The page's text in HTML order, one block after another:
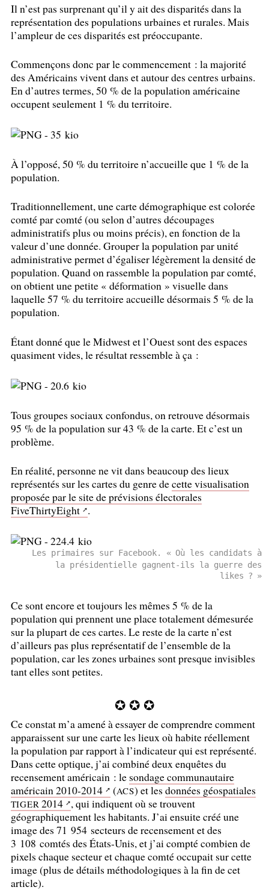
Il n’est pas surprenant qu’il y ait des disparités dans la
représentation des populations urbaines et rurales. Mais
l’ampleur de ces disparités est préoccupante.
Commençons donc par le commencement : la majorité
des Américains vivent dans et autour des centres urbains.
En d’autres termes, 50 % de la population américaine
occupent seulement 1 % du territoire.
À l’opposé, 50 % du territoire n’accueille que 1 % de la
population.
Traditionnellement, une carte démographique est colorée
comté par comté (ou selon d’autres découpages
administratifs plus ou moins précis), en fonction de la
valeur d’une donnée. Grouper la population par unité
administrative permet d’égaliser légèrement la densité de
population. Quand on rassemble la population par comté,
on obtient une petite « déformation » visuelle dans
laquelle 57 % du territoire accueille désormais 5 % de la
population.
Étant donné que le Midwest et l’Ouest sont des espaces
quasiment vides, le résultat ressemble à ça :
Tous groupes sociaux confondus, on retrouve désormais
95 % de la population sur 43 % de la carte. Et c’est un
problème.
En réalité, personne ne vit dans beaucoup des lieux
représentés sur les cartes du genre decette visualisation
proposée par le site de prévisions électorales
FiveThirtyEight .
Les primaires sur Facebook. « Où les candidats à
la présidentielle gagnent-ils la guerre des
likes ? »
Ce sont encore et toujours les mêmes 5 % de la
population qui prennent une place totalement démesurée
sur la plupart de ces cartes. Le reste de la carte n’est
d’ailleurs pas plus représentatif de l’ensemble de la
population, car les zones urbaines sont presque invisibles
tant elles sont petites.
✪ ✪ ✪
Ce constat m’a amené à essayer de comprendre comment
apparaissent sur une carte les lieux où habite réellement
la population par rapport à l’indicateur qui est représenté.
Dans cette optique, j’ai combiné deux enquêtes du
recensement américain : le sondage communautaire
américain 2010-2014
(ACS) et les données géospatiales
TIGER 2014 , qui indiquent où se trouvent
géographiquement les habitants. J’ai ensuite créé une
image des 71 954 secteurs de recensement et des
3 108 comtés des États-Unis, et j’ai compté combien de
pixels chaque secteur et chaque comté occupait sur cette
image (plus de détails méthodologiques à la fin de cet
article).